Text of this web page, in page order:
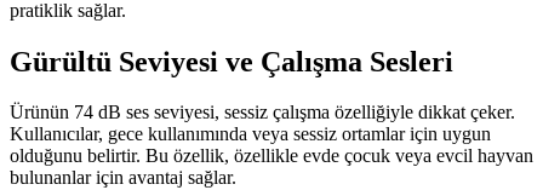
pratiklik sağlar.
Gürültü Seviyesi ve Çalışma Sesleri
Ürünün 74 dB ses seviyesi, sessiz çalışma özelliğiyle dikkat çeker.
Kullanıcılar, gece kullanımında veya sessiz ortamlar için uygun
olduğunu belirtir. Bu özellik, özellikle evde çocuk veya evcil hayvan
bulunanlar için avantaj sağlar.